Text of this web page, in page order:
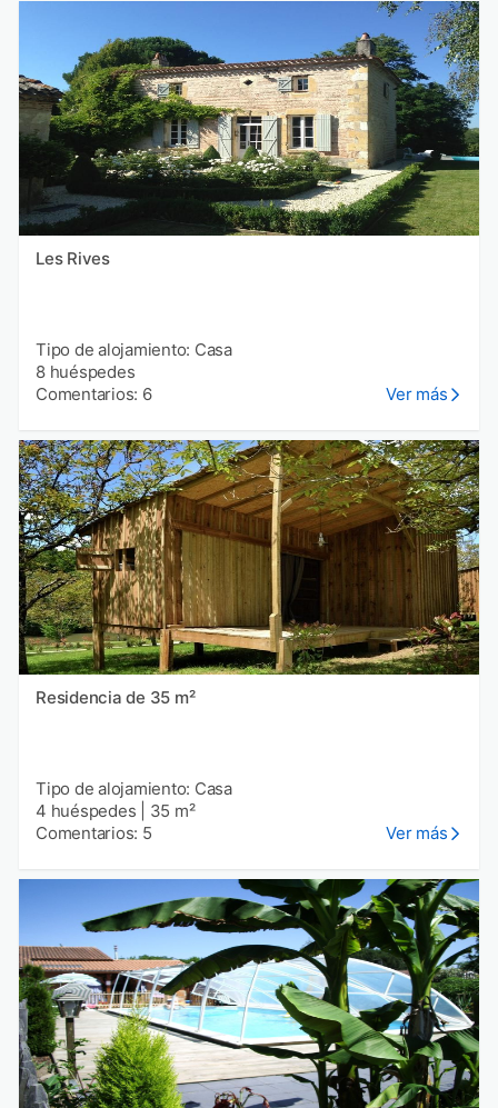
Les Rives
Tipo de alojamiento: Casa
8 huéspedes
Comentarios: 6
Ver más
Residencia de 35 m²
Tipo de alojamiento: Casa
4 huéspedes
35 m²
Comentarios: 5
Ver más